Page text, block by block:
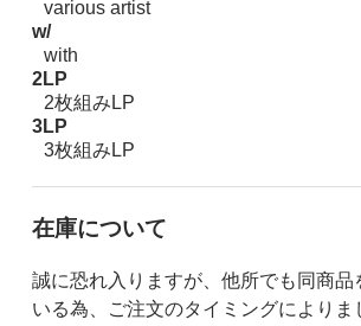
various artist
w/
with
2LP
2枚組みLP
3LP
3枚組みLP
在庫について
誠に恐れ入りますが、他所でも同商品
いる為、ご注文のタイミングによりま